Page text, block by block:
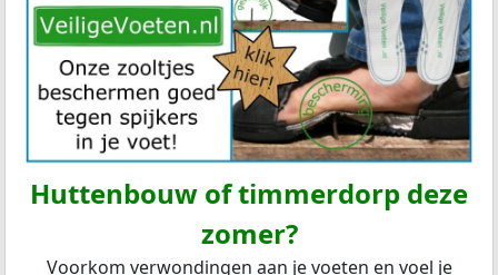
Huttenbouw of timmerdorp deze
zomer?
Voorkom verwondingen aan je voeten en voel je